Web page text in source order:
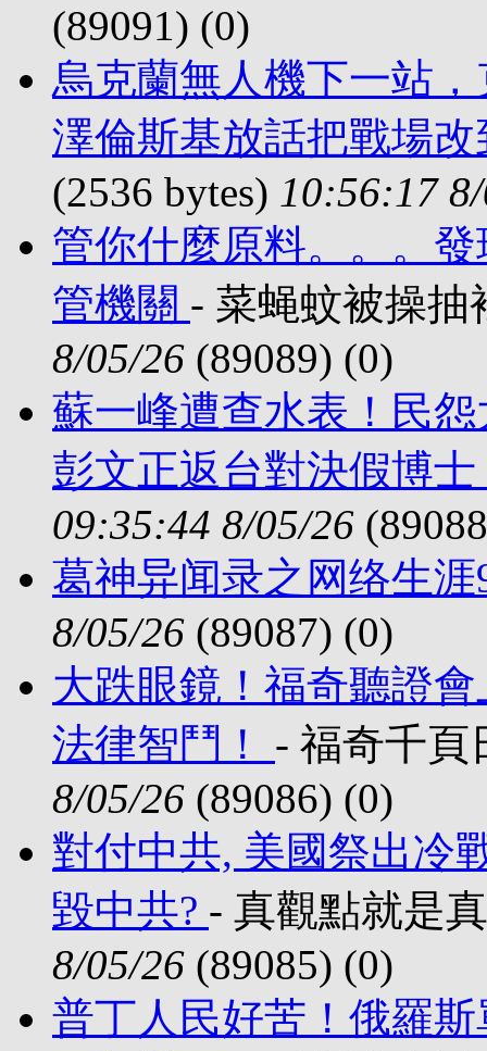
(89091) (0)
烏克蘭無人機下一站
澤倫斯基放話把戰場
(2536 bytes) 10:56:17
管你什麼原料。。。
管機關 - 菜蝇蚊被操抽
8/05/26 (89089) (0)
蘇一峰遭查水表！民
彭文正返台對決假博
09:35:44 8/05/26
葛神异闻录之网络生
8/05/26 (89087) (0)
大跌眼鏡！福奇聽證
法律智鬥！ - 福奇千頁
8/05/26 (89086) (0)
對付中共, 美國祭出冷
毀中共? - 真觀點就是
8/05/26 (89085) (0)
普丁人民好苦！俄羅